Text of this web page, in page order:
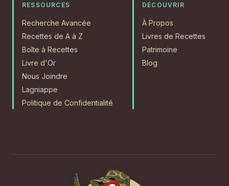
RESSOURCES
Recherche Avancée
Recettes de A à Z
Boîte à Recettes
Livre d'Or
Nous Joindre
Lagniappe
Politique de Confidentialité
DÉCOUVRIR
À Propos
Livres de Recettes
Patrimoine
Blog